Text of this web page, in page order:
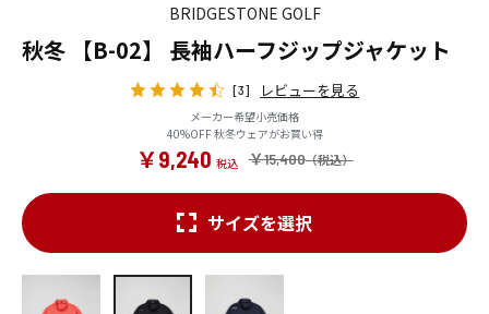
BRIDGESTONE GOLF
秋冬 【B-02】 長袖ハーフジップジャケット
[3] レビューを見る
メーカー希望小売価格
40%OFF 秋冬ウェアがお買い得
￥15,400
￥9,240
サイズを選択